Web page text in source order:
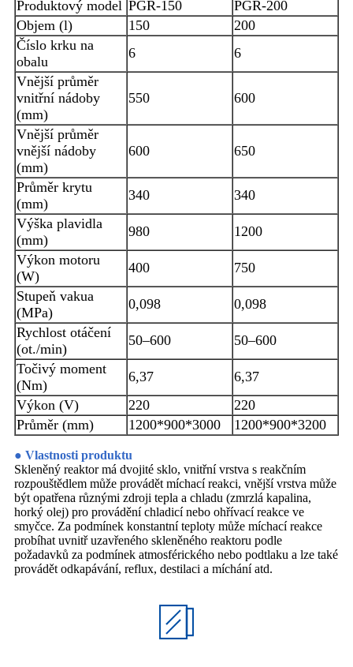
Produktový model PGR-150
PGR-200
Objem (l)
150
200
Číslo krku na
obalu
6
6
Vnější průměr
vnitřní nádoby
(mm)
550 600
Vnější průměr
vnější nádoby
(mm)
600 650
Průměr krytu
(mm)
340
340
Výška plavidla
(mm)
980
1200
Výkon motoru
(W)
400
750
Stupeň vakua
(MPa)
0,098
0,098
Rychlost otáčení
(ot./min)
50–600
50–600
Točivý moment
(Nm)
6,37
6,37
Výkon (V)
220
220
Průměr (mm)
1200*900*3000 1200*900*3200
● Vlastnosti produktu
Skleněný reaktor má dvojité sklo, vnitřní vrstva s reakčním
rozpouštědlem může provádět míchací reakci, vnější vrstva může
být opatřena různými zdroji tepla a chladu (zmrzlá kapalina,
horký olej) pro provádění chladicí nebo ohřívací reakce ve
smyčce. Za podmínek konstantní teploty může míchací reakce
probíhat uvnitř uzavřeného skleněného reaktoru podle
požadavků za podmínek atmosférického nebo podtlaku a lze také
provádět odkapávání, reflux, destilaci a míchání atd.